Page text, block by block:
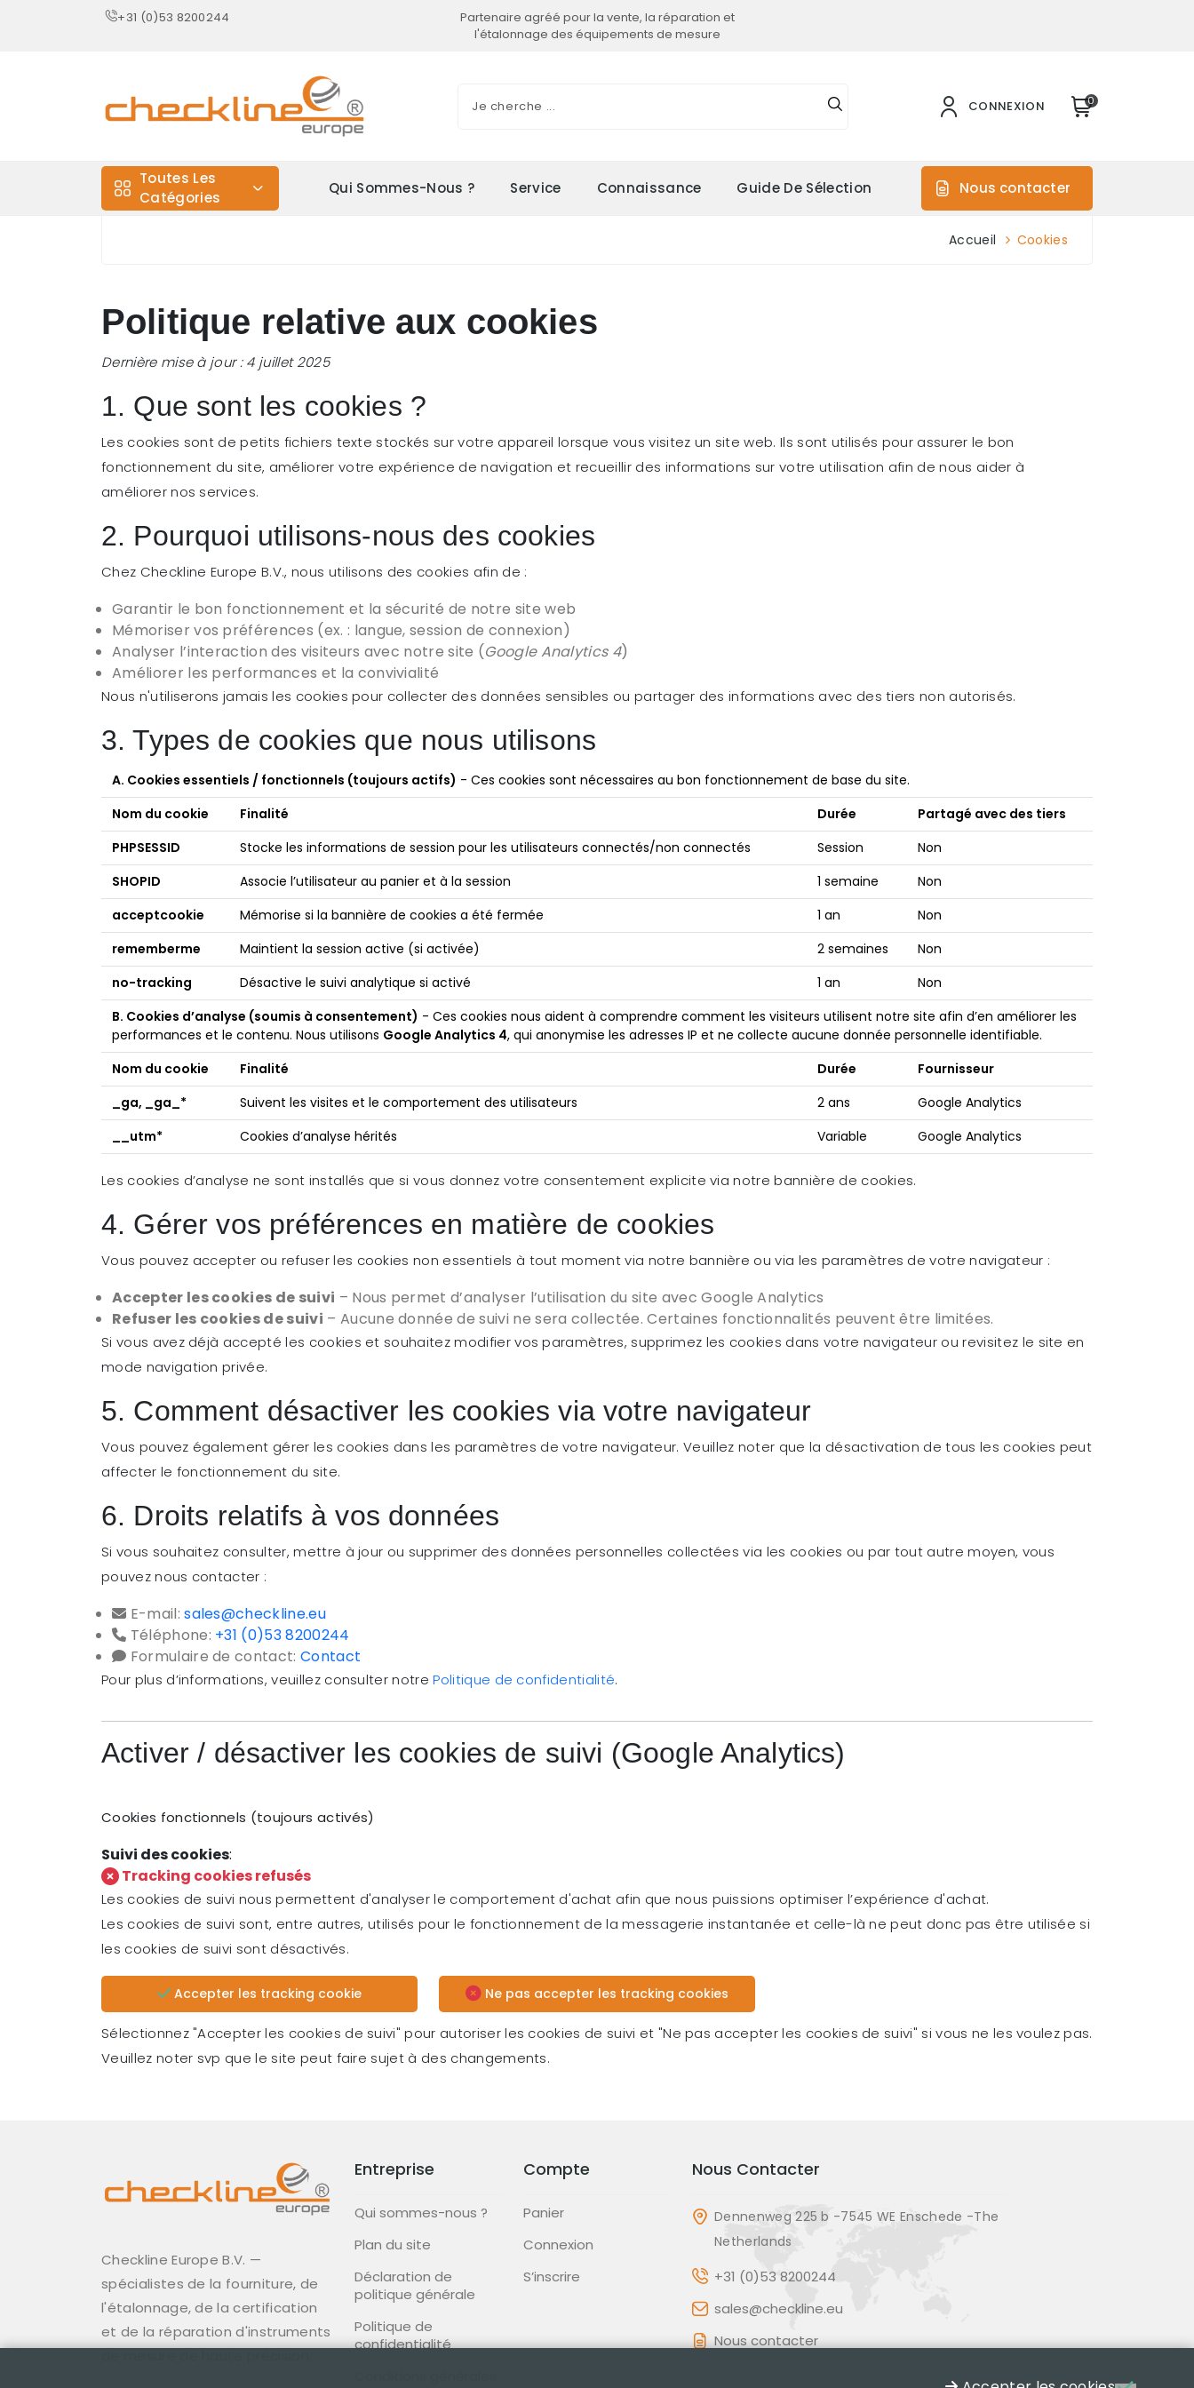
+31 (0)53 8200244
Partenaire agréé pour la vente, la réparation et
l'étalonnage des équipements de mesure
CONNEXION 0
Toutes Les
Catégories
Qui Sommes-Nous ? Service Connaissance Guide De Sélection Nous contacter
Accueil Cookies
Politique relative aux cookies
Dernière mise à jour : 4 juillet 2025
1. Que sont les cookies ?
Les cookies sont de petits fichiers texte stockés sur votre appareil lorsque vous visitez un site web. Ils sont utilisés pour assurer le bon
fonctionnement du site, améliorer votre expérience de navigation et recueillir des informations sur votre utilisation afin de nous aider à
améliorer nos services.
2. Pourquoi utilisons-nous des cookies
Chez Checkline Europe B.V., nous utilisons des cookies afin de :
Garantir le bon fonctionnement et la sécurité de notre site web
Mémoriser vos préférences (ex. : langue, session de connexion)
Analyser l’interaction des visiteurs avec notre site (Google Analytics 4)
Améliorer les performances et la convivialité
Nous n'utiliserons jamais les cookies pour collecter des données sensibles ou partager des informations avec des tiers non autorisés.
3. Types de cookies que nous utilisons
A. Cookies essentiels / fonctionnels (toujours actifs) - Ces cookies sont nécessaires au bon fonctionnement de base du site.
Nom du cookie
Finalité Durée
Partagé avec des tiers
PHPSESSID
Stocke les informations de session pour les utilisateurs connectés/non connectés Session
Non
SHOPID
Associe l’utilisateur au panier et à la session 1 semaine
Non
acceptcookie
Mémorise si la bannière de cookies a été fermée 1 an
Non
rememberme
Maintient la session active (si activée) 2 semaines
Non
no-tracking
Désactive le suivi analytique si activé 1 an
Non
B. Cookies d’analyse (soumis à consentement) - Ces cookies nous aident à comprendre comment les visiteurs utilisent notre site afin d’en améliorer les
performances et le contenu. Nous utilisons Google Analytics 4, qui anonymise les adresses IP et ne collecte aucune donnée personnelle identifiable.
Nom du cookie
Finalité Durée
Fournisseur
_ga, _ga_*
Suivent les visites et le comportement des utilisateurs 2 ans
Google Analytics
__utm*
Cookies d’analyse hérités Variable Google Analytics
Les cookies d’analyse ne sont installés que si vous donnez votre consentement explicite via notre bannière de cookies.
4. Gérer vos préférences en matière de cookies
Vous pouvez accepter ou refuser les cookies non essentiels à tout moment via notre bannière ou via les paramètres de votre navigateur :
Accepter les cookies de suivi – Nous permet d’analyser l’utilisation du site avec Google Analytics
Refuser les cookies de suivi – Aucune donnée de suivi ne sera collectée. Certaines fonctionnalités peuvent être limitées.
Si vous avez déjà accepté les cookies et souhaitez modifier vos paramètres, supprimez les cookies dans votre navigateur ou revisitez le site en
mode navigation privée.
5. Comment désactiver les cookies via votre navigateur
Vous pouvez également gérer les cookies dans les paramètres de votre navigateur. Veuillez noter que la désactivation de tous les cookies peut
affecter le fonctionnement du site.
6. Droits relatifs à vos données
Si vous souhaitez consulter, mettre à jour ou supprimer des données personnelles collectées via les cookies ou par tout autre moyen, vous
pouvez nous contacter :
E-mail:sales@checkline.eu
Téléphone: +31 (0)53 8200244
Formulaire de contact:Contact
Pour plus d’informations, veuillez consulter notrePolitique de confidentialité.
Activer / désactiver les cookies de suivi (Google Analytics)
Cookies fonctionnels (toujours activés)
Suivi des cookies:
Tracking cookies refusés
Les cookies de suivi nous permettent d'analyser le comportement d'achat afin que nous puissions optimiser l’expérience d'achat.
Les cookies de suivi sont, entre autres, utilisés pour le fonctionnement de la messagerie instantanée et celle-là ne peut donc pas être utilisée si
les cookies de suivi sont désactivés.
Accepter les tracking cookie Ne pas accepter les tracking cookies
Sélectionnez "Accepter les cookies de suivi" pour autoriser les cookies de suivi et "Ne pas accepter les cookies de suivi" si vous ne les voulez pas.
Veuillez noter svp que le site peut faire sujet à des changements.
Checkline Europe B.V. —
spécialistes de la fourniture, de
l'étalonnage, de la certification
et de la réparation d'instruments
Entreprise
Qui sommes-nous ?
Plan du site
Déclaration de
politique générale
Politique de
confidentialité
Compte
Panier
Connexion
S’inscrire
Nous Contacter
Dennenweg 225 b -7545 WE Enschede -The
Netherlands
+31 (0)53 8200244
sales@checkline.eu
Nous contacter